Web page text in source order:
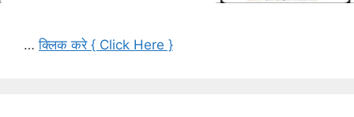
…क्लिक करे { Click Here }